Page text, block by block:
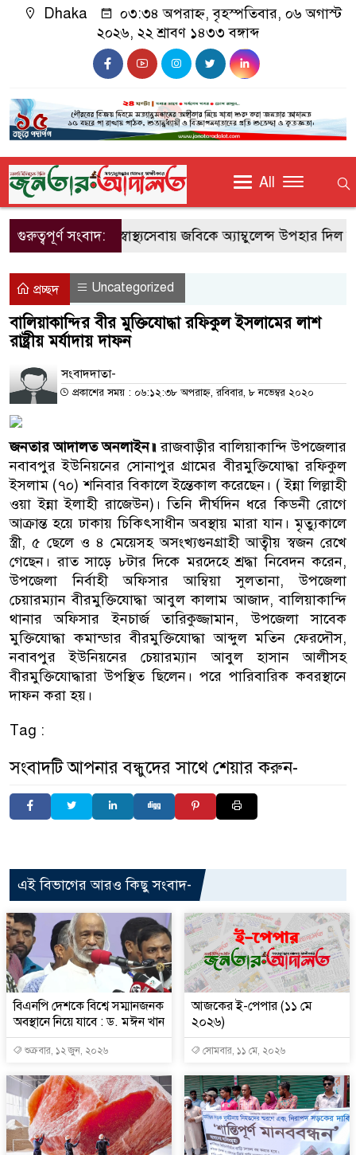
Dhaka
০৩:৩৪ অপরাহ্ন, বৃহস্পতিবার, ০৬ অগাস্ট
২০২৬, ২২ শ্রাবণ ১৪৩৩ বঙ্গাব্দ
All
গুরুত্বপূর্ণ সংবাদ:
শিক্ষার্থীদের জরুরি স্বাস্থ্যসেবায় জবিকে অ্যাম্বুলেন্স উপহার দিল
প্রচ্ছদ Uncategorized
বালিয়াকান্দির বীর মুক্তিযোদ্ধা রফিকুল ইসলামের লাশ
রাষ্ট্রীয় মর্যাদায় দাফন
সংবাদদাতা-
প্রকাশের সময় : ০৬:১২:৩৮ অপরাহ্ন, রবিবার, ৮ নভেম্বর ২০২০
জনতার আদালত অনলাইন॥ রাজবাড়ীর বালিয়াকান্দি উপজেলার
নবাবপুর ইউনিয়নের সোনাপুর গ্রামের বীরমুক্তিযোদ্ধা রফিকুল
ইসলাম (৭০) শনিবার বিকালে ইন্তেকাল করেছেন। ( ইন্না লিল্লাহী
ওয়া ইন্না ইলাহী রাজেউন)। তিনি দীর্ঘদিন ধরে কিডনী রোগে
আক্রান্ত হয়ে ঢাকায় চিকিৎসাধীন অবস্থায় মারা যান। মৃত্যুকালে
স্ত্রী, ৫ ছেলে ও ৪ মেয়েসহ অসংখ্যগুনগ্রাহী আত্বীয় স্বজন রেখে
গেছেন। রাত সাড়ে ৮টার দিকে মরদেহে শ্রদ্ধা নিবেদন করেন,
উপজেলা নির্বাহী অফিসার আম্বিয়া সুলতানা, উপজেলা
চেয়ারম্যান বীরমুক্তিযোদ্ধা আবুল কালাম আজাদ, বালিয়াকান্দি
থানার অফিসার ইনচার্জ তারিকুজ্জামান, উপজেলা সাবেক
মুক্তিযোদ্ধা কমান্ডার বীরমুক্তিযোদ্ধা আব্দুল মতিন ফেরদৌস,
নবাবপুর ইউনিয়নের চেয়ারম্যান আবুল হাসান আলীসহ
বীরমুক্তিযোদ্ধারা উপস্থিত ছিলেন। পরে পারিবারিক কবরস্থানে
দাফন করা হয়।
Tag :
সংবাদটি আপনার বন্ধুদের সাথে শেয়ার করুন-
এই বিভাগের আরও কিছু সংবাদ-
বিএনপি দেশকে বিশ্বে সম্মানজনক
অবস্থানে নিয়ে যাবে : ড. মঈন খান
শুক্রবার, ১২ জুন, ২০২৬
আজকের ই-পেপার (১১ মে
২০২৬)
সোমবার, ১১ মে, ২০২৬